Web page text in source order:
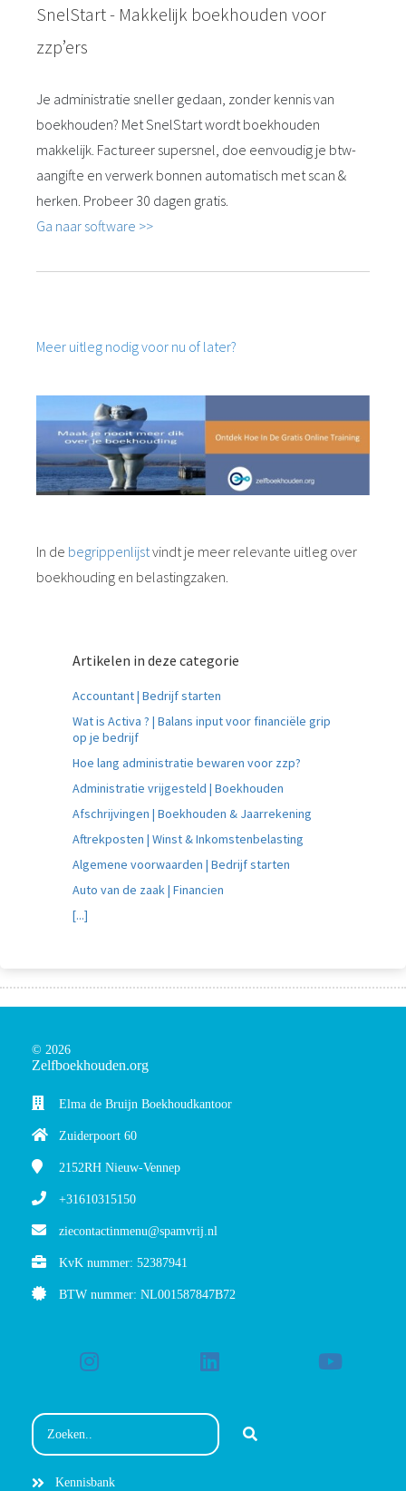
SnelStart - Makkelijk boekhouden voor
zzp’ers
Je administratie sneller gedaan, zonder kennis van
boekhouden? Met SnelStart wordt boekhouden
makkelijk. Factureer supersnel, doe eenvoudig je btw-
aangifte en verwerk bonnen automatisch met scan &
herken. Probeer 30 dagen gratis.
Ga naar software >>
Meer uitleg nodig voor nu of later?
In de begrippenlijstvindt je meer relevante uitleg over
boekhouding en belastingzaken.
Artikelen in deze categorie
Accountant | Bedrijf starten
Wat is Activa ? | Balans input voor financiële grip
op je bedrijf
Hoe lang administratie bewaren voor zzp?
Administratie vrijgesteld | Boekhouden
Afschrijvingen | Boekhouden & Jaarrekening
Aftrekposten | Winst & Inkomstenbelasting
Algemene voorwaarden | Bedrijf starten
Auto van de zaak | Financien
[...]
© 2026
Zelfboekhouden.org
Elma de Bruijn Boekhoudkantoor
Zuiderpoort 60
2152RH Nieuw-Vennep
+31610315150
ziecontactinmenu@spamvrij.nl
KvK nummer: 52387941
BTW nummer: NL001587847B72
Kennisbank